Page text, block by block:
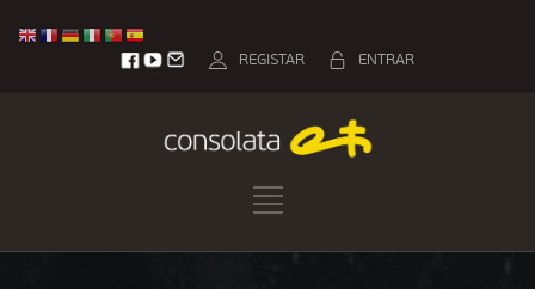
ENTRAR
REGISTAR